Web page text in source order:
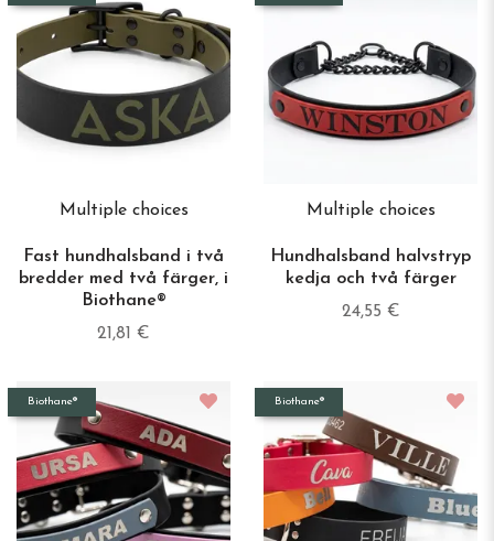
Multiple choices
Fast hundhalsband i två
bredder med två färger, i
Biothane®
21,81 €
Multiple choices
Hundhalsband halvstryp
kedja och två färger
24,55 €
Biothane® Biothane®